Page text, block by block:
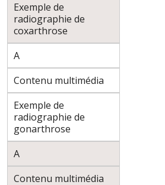
Exemple de
radiographie de
coxarthrose
A
Contenu multimédia
Exemple de
radiographie de
gonarthrose
A
Contenu multimédia